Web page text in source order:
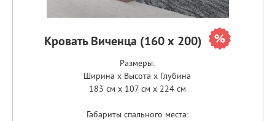
Кровать Виченца (160 х 200)
Размеры:
Ширина x Высота x Глубина
183 см x 107 см x 224 см
Габариты спального места: